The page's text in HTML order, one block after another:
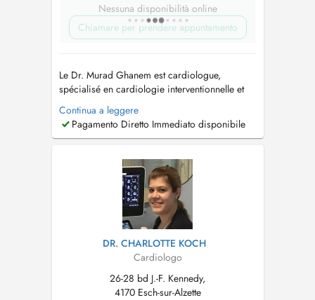
Nessuna disponibilità online
Chiamare per prendere appuntamento
Le Dr. Murad Ghanem est cardiologue,
spécialisé en cardiologie interventionnelle et
conservatrice. Il exerce actuellement en tant que
cardiologue au Centre Hospitalier de
Luxembourg (CHL) depuis mai 2025, tout en
(fondé en septembre 2022), avec des...
Continua a leggere
Pagamento Diretto Immediato disponibile
DR. CHARLOTTE KOCH
Cardiologo
26-28 bd J.-F. Kennedy,
4170 Esch-sur-Alzette